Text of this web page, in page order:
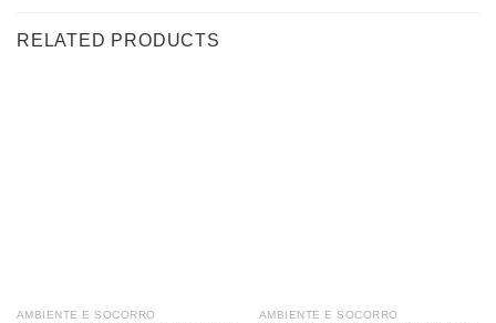
RELATED PRODUCTS
AMBIENTE E SOCORRO AMBIENTE E SOCORRO